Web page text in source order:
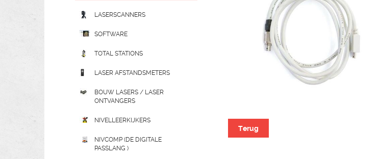
LASERSCANNERS
SOFTWARE
TOTAL STATIONS
LASER AFSTANDSMETERS
BOUW LASERS / LASER
ONTVANGERS
NIVELLEERKIJKERS
NIVCOMP (DE DIGITALE
PASSLANG )
Terug